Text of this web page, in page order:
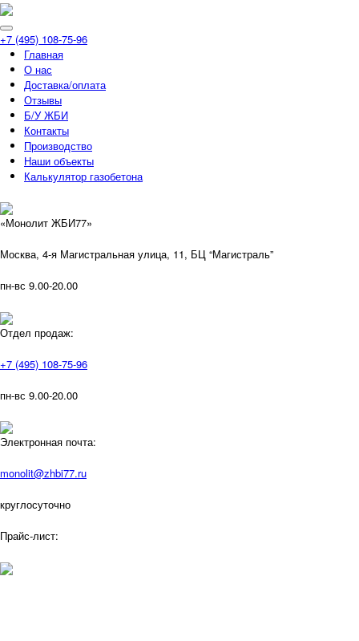
+7 (495) 108-75-96
Главная
О нас
Доставка/оплата
Отзывы
Б/У ЖБИ
Контакты
Производство
Наши объекты
Калькулятор газобетона
«Монолит ЖБИ77»
Москва, 4-я Магистральная улица, 11, ​БЦ “Магистраль”
пн-вс 9.00-20.00
Отдел продаж:
+7 (495) 108-75-96
пн-вс 9.00-20.00
Электронная почта:
monolit@zhbi77.ru
круглосуточно
Прайс-лист: